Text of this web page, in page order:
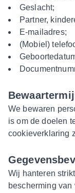
Geslacht;
Partner,
E-mailadres;
(Mobiel)
We bewaren
is om de doelen
cookieverklaring
Wij hanteren
bescherming